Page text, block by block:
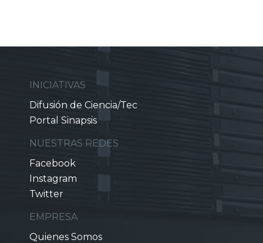
INICIATIVAS
Difusión de Ciencia/Tec
Portal Sinapsis
NUESTRAS REDES
Facebook
Instagram
Twitter
EMPRESA
Quienes Somos